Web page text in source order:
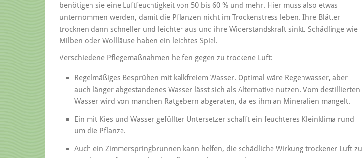
benötigen sie eine Luftfeuchtigkeit von 50 bis 60 % und mehr. Hier muss also etwas
unternommen werden, damit die Pflanzen nicht im Trockenstress leben. Ihre Blätter
trocknen dann schneller und leichter aus und ihre Widerstandskraft sinkt, Schädlinge wie
Milben oder Wollläuse haben ein leichtes Spiel.
Verschiedene Pflegemaßnahmen helfen gegen zu trockene Luft:
Regelmäßiges Besprühen mit kalkfreiem Wasser. Optimal wäre Regenwasser, aber
auch länger abgestandenes Wasser lässt sich als Alternative nutzen. Vom destillierten
Wasser wird von manchen Ratgebern abgeraten, da es ihm an Mineralien mangelt.
Ein mit Kies und Wasser gefüllter Untersetzer schafft ein feuchteres Kleinklima rund
um die Pflanze.
Auch ein Zimmerspringbrunnen kann helfen, die schädliche Wirkung trockener Luft zu